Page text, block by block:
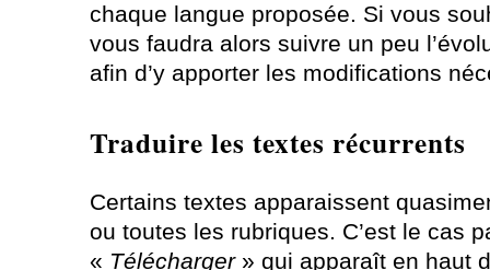
chaque langue proposée. Si vous
vous faudra alors suivre un peu
afin d’y apporter les modifications
Traduire les textes récurrents
Certains textes apparaissent
ou toutes les rubriques. C’est le cas
« Télécharger» qui apparaît en haut